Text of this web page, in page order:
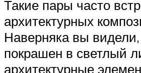
Такие пары часто
архитектурных
Наверняка вы видели,
покрашен в светлый
архитектурные